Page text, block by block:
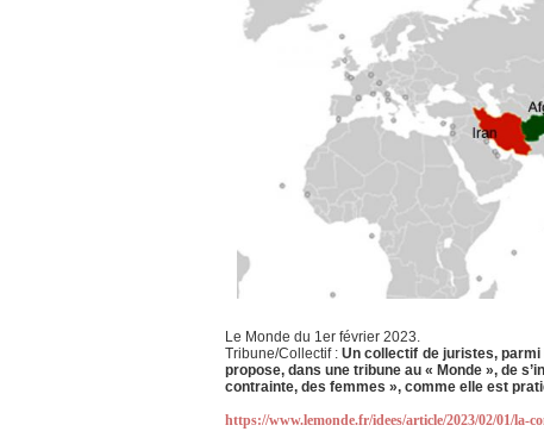
Le Monde du 1er février 2023.
Tribune/Collectif :Un collectif de juristes, parmi
propose, dans une tribune au « Monde », de
contrainte, des femmes », comme elle est
https://www.lemonde.fr/idees/article/2023/02/01/la-